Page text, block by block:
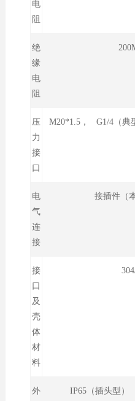
电
阻
绝
缘
电
阻
压
力
接
口
M20*1.5， G1/4（典
电
气
连
接
接插件（
接
口
及
壳
体
材
料
外
IP65（插头